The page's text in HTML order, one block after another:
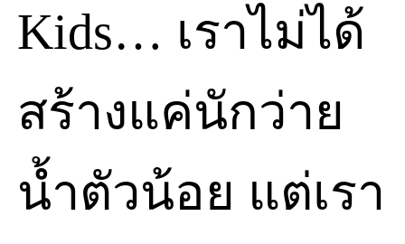
Kids… เราไม่ได้
สร้างแค่นักว่าย
น้ำตัวน้อย แต่เรา